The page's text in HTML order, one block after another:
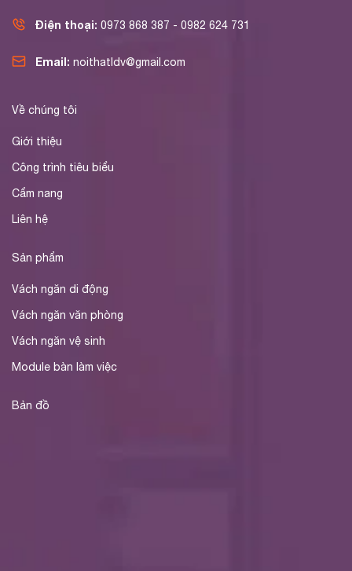
Điện thoại: 0973 868 387 - 0982 624 731
Email: noithatldv@gmail.com
Về chúng tôi
Giới thiệu
Công trình tiêu biểu
Cẩm nang
Liên hệ
Sản phẩm
Vách ngăn di động
Vách ngăn văn phòng
Vách ngăn vệ sinh
Module bàn làm việc
Bản đồ